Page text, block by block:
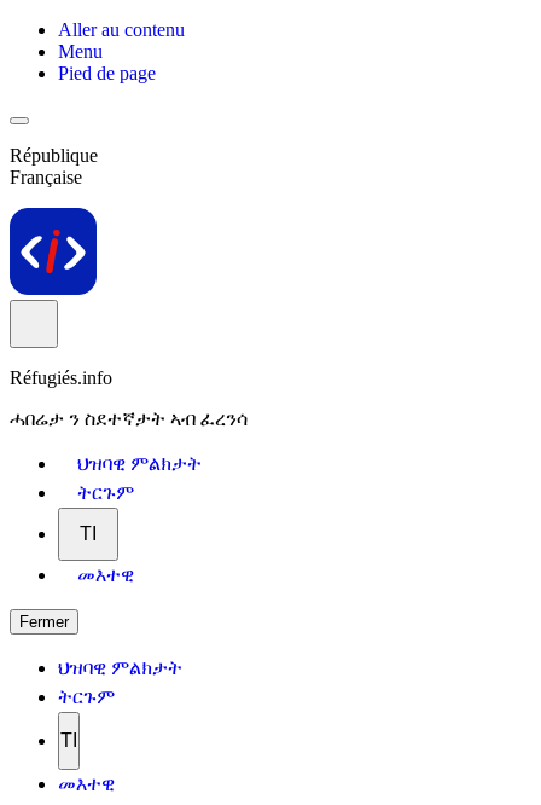
Aller au contenu
Menu
Pied de page
République
Française
Réfugiés.info
ሓበሬታ ን ስደተኛታት ኣብ ፈረንሳ
ህዝባዊ ምልክታት
ትርጉም
TI
መእተዊ
Fermer
ህዝባዊ ምልክታት
ትርጉም
TI
መእተዊ